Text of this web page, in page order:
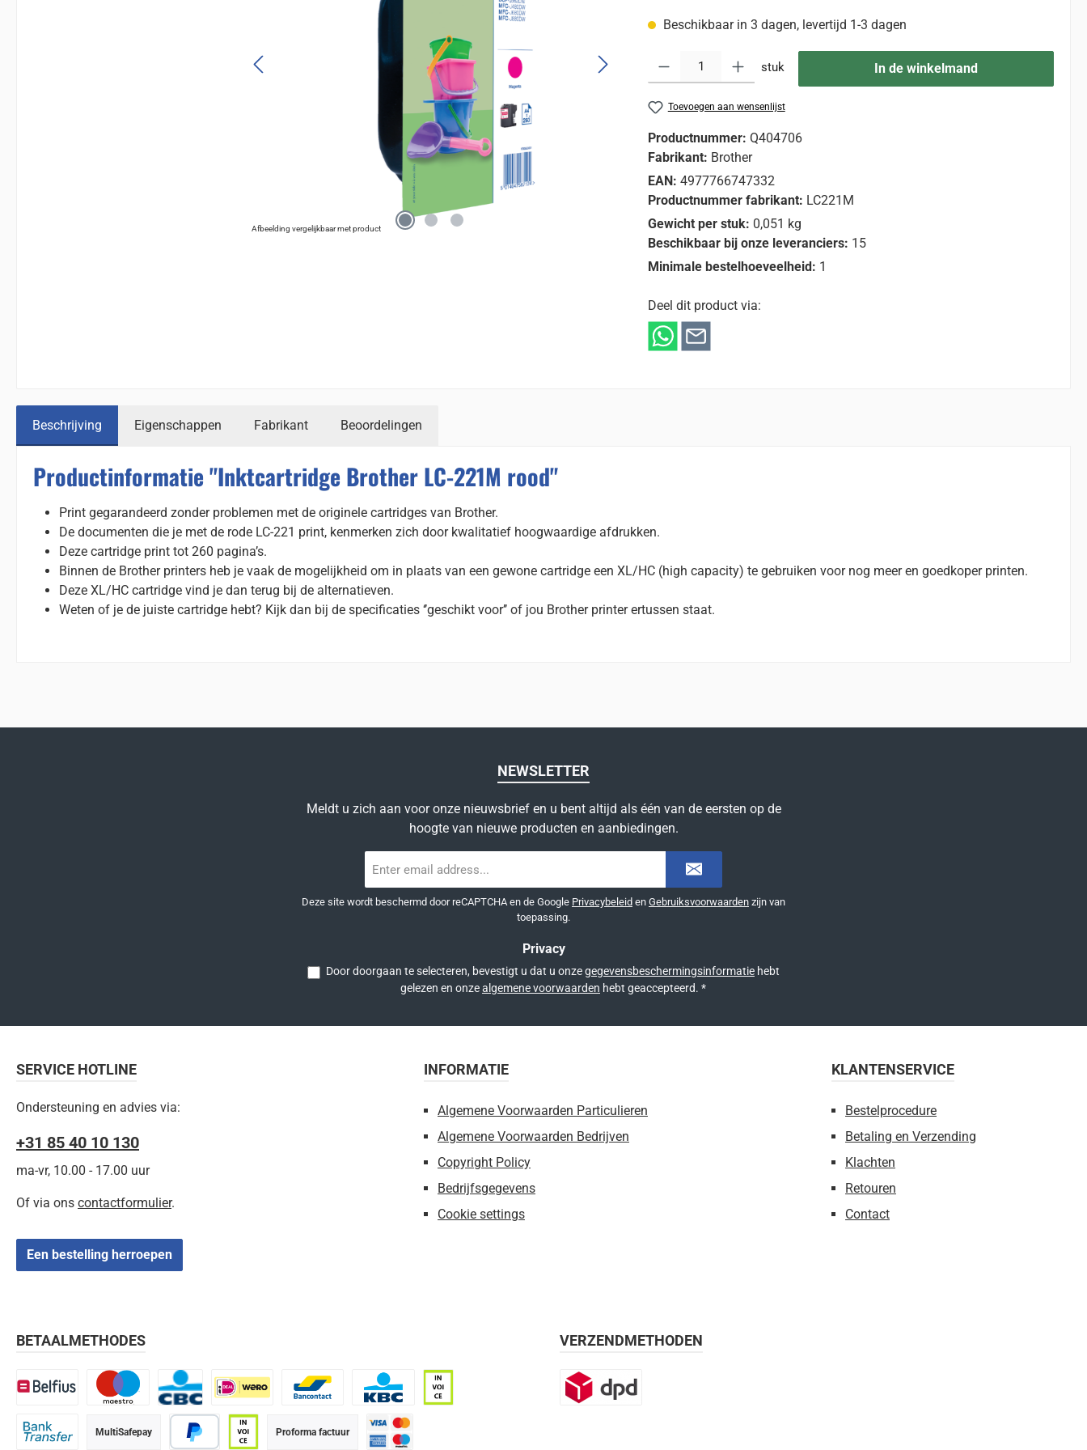
Afbeelding vergelijkbaar met product
Beschikbaar in 3 dagen, levertijd 1-3 dagen
Producthoeveelheid: Voer de gewenste hoeveelheid in of gebruik de knoppen om de
stuk In de winkelmand
Toevoegen aan wensenlijst
Productnummer: Q404706
Fabrikant: Brother
EAN: 4977766747332
Productnummer fabrikant: LC221M
Gewicht per stuk: 0,051 kg
Beschikbaar bij onze leveranciers: 15
Minimale bestelhoeveelheid: 1
Deel dit product via:
Beschrijving Eigenschappen Fabrikant Beoordelingen
Productinformatie "Inktcartridge Brother LC-221M rood"
Print gegarandeerd zonder problemen met de originele cartridges van Brother.
De documenten die je met de rode LC-221 print, kenmerken zich door kwalitatief hoogwaardige afdrukken.
Deze cartridge print tot 260 pagina’s.
Binnen de Brother printers heb je vaak de mogelijkheid om in plaats van een gewone cartridge een XL/HC (high capacity) te gebruiken voor nog meer en goedkoper printen.
Deze XL/HC cartridge vind je dan terug bij de alternatieven.
Weten of je de juiste cartridge hebt? Kijk dan bij de specificaties ‘’geschikt voor’’ of jou Brother printer ertussen staat.
NEWSLETTER
Meldt u zich aan voor onze nieuwsbrief en u bent altijd als één van de eersten op de
hoogte van nieuwe producten en aanbiedingen.
mailadres
Deze site wordt beschermd door reCAPTCHA en de Google Privacybeleid en Gebruiksvoorwaarden zijn van
toepassing.
Privacy
Door doorgaan te selecteren, bevestigt u dat u onzegegevensbeschermingsinformatie hebt
gelezen en onzealgemene voorwaarden hebt geaccepteerd. *
SERVICE HOTLINE
Ondersteuning en advies via:
+31 85 40 10 130
ma-vr, 10.00 - 17.00 uur
Of via ons contactformulier.
Een bestelling herroepen
INFORMATIE
Algemene Voorwaarden Particulieren
Algemene Voorwaarden Bedrijven
Copyright Policy
Bedrijfsgegevens
Cookie settings
KLANTENSERVICE
Bestelprocedure
Betaling en Verzending
Klachten
Retouren
Contact
BETAALMETHODES
iDEAL | Wero
MultiSafepay Proforma factuur
CBC
VERZENDMETHODEN